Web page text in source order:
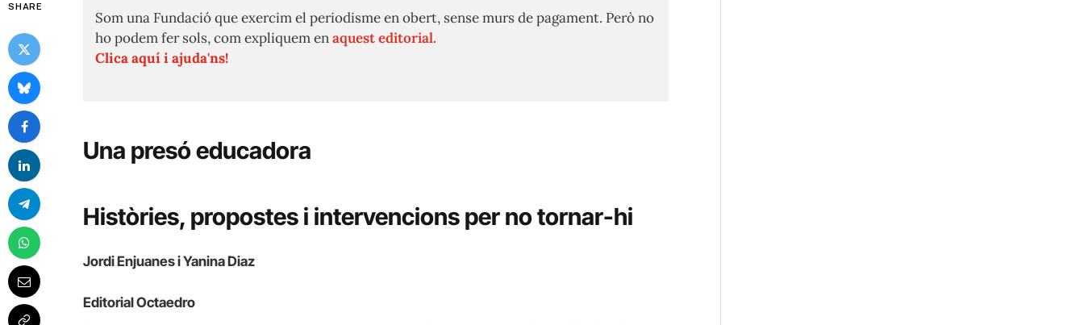
SHARE
Som una Fundació que exercim el periodisme en obert, sense murs de pagament. Però no
ho podem fer sols, com expliquem enaquest editorial.
Clica aquí i ajuda'ns!
Una presó educadora
Històries, propostes i intervencions per no tornar-hi
Jordi Enjuanes i Yanina Diaz
Editorial Octaedro